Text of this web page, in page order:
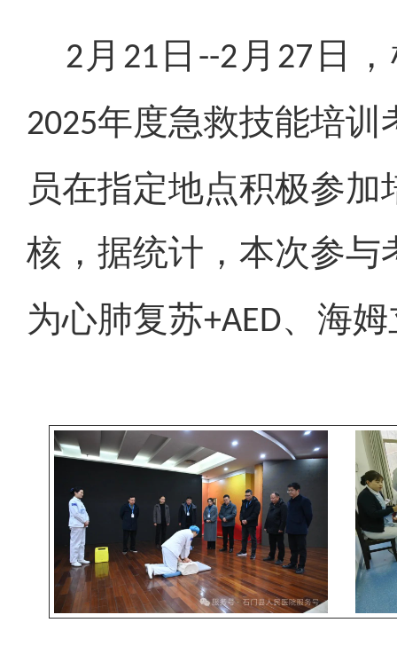
2 月 21日--2 月 27 日
2025年度急救技能培训
员在指定地点积极参
核，据统计，本次参与
为心肺复苏+AED、海